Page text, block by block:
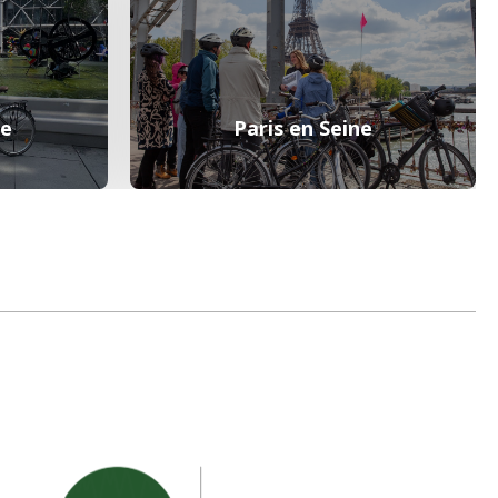
Paris en Seine